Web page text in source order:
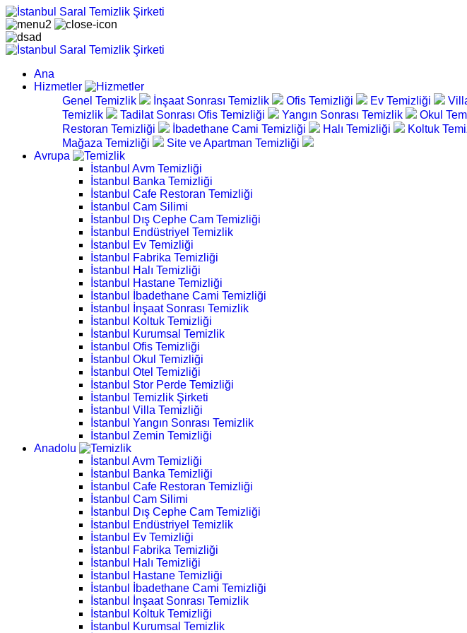
Ana
Hizmetler
Genel Temizlik
İnşaat Sonrası Temizlik Ofis Temizliği Ev Temizliği
Temizlik
Tadilat Sonrası Ofis Temizliği Yangın Sonrası Temizlik Okul
Restoran Temizliği
İbadethane Cami Temizliği Halı Temizliği Koltuk
Mağaza Temizliği
Site ve Apartman Temizliği
Avrupa
İstanbul Avm Temizliği
İstanbul Banka Temizliği
İstanbul Cafe Restoran Temizliği
İstanbul Cam Silimi
İstanbul Dış Cephe Cam Temizliği
İstanbul Endüstriyel Temizlik
İstanbul Ev Temizliği
İstanbul Fabrika Temizliği
İstanbul Halı Temizliği
İstanbul Hastane Temizliği
İstanbul İbadethane Cami Temizliği
İstanbul İnşaat Sonrası Temizlik
İstanbul Koltuk Temizliği
İstanbul Kurumsal Temizlik
İstanbul Ofis Temizliği
İstanbul Okul Temizliği
İstanbul Otel Temizliği
İstanbul Stor Perde Temizliği
İstanbul Temizlik Şirketi
İstanbul Villa Temizliği
İstanbul Yangın Sonrası Temizlik
İstanbul Zemin Temizliği
Anadolu
İstanbul Avm Temizliği
İstanbul Banka Temizliği
İstanbul Cafe Restoran Temizliği
İstanbul Cam Silimi
İstanbul Dış Cephe Cam Temizliği
İstanbul Endüstriyel Temizlik
İstanbul Ev Temizliği
İstanbul Fabrika Temizliği
İstanbul Halı Temizliği
İstanbul Hastane Temizliği
İstanbul İbadethane Cami Temizliği
İstanbul İnşaat Sonrası Temizlik
İstanbul Koltuk Temizliği
İstanbul Kurumsal Temizlik